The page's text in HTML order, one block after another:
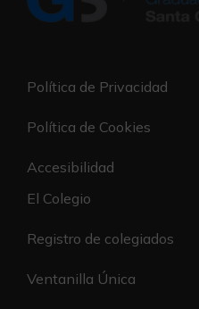
Política de Privacidad
Política de Cookies
Accesibilidad
El Colegio
Registro de colegiados
Ventanilla Única